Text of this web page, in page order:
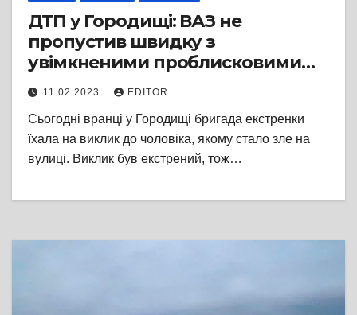
ДТП у Городищі: ВАЗ не
пропустив швидку з
увімкненими проблисковими
маячками
11.02.2023 EDITOR
Сьогодні вранці у Городищі бригада екстренки
їхала на виклик до чоловіка, якому стало зле на
вулиці. Виклик був екстрений, тож…